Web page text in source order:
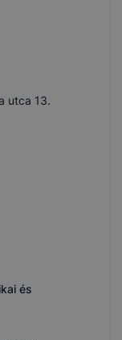
utca 13.
és